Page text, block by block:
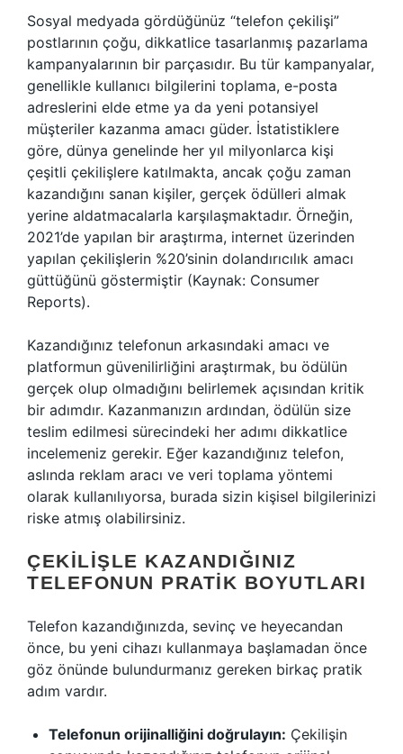
Sosyal medyada gördüğünüz “telefon çekilişi”
postlarının çoğu, dikkatlice tasarlanmış pazarlama
kampanyalarının bir parçasıdır. Bu tür kampanyalar,
genellikle kullanıcı bilgilerini toplama, e-posta
adreslerini elde etme ya da yeni potansiyel
müşteriler kazanma amacı güder. İstatistiklere
göre, dünya genelinde her yıl milyonlarca kişi
çeşitli çekilişlere katılmakta, ancak çoğu zaman
kazandığını sanan kişiler, gerçek ödülleri almak
yerine aldatmacalarla karşılaşmaktadır. Örneğin,
2021’de yapılan bir araştırma, internet üzerinden
yapılan çekilişlerin %20’sinin dolandırıcılık amacı
güttüğünü göstermiştir (Kaynak: Consumer
Reports).
Kazandığınız telefonun arkasındaki amacı ve
platformun güvenilirliğini araştırmak, bu ödülün
gerçek olup olmadığını belirlemek açısından kritik
bir adımdır. Kazanmanızın ardından, ödülün size
teslim edilmesi sürecindeki her adımı dikkatlice
incelemeniz gerekir. Eğer kazandığınız telefon,
aslında reklam aracı ve veri toplama yöntemi
olarak kullanılıyorsa, burada sizin kişisel bilgilerinizi
riske atmış olabilirsiniz.
ÇEKILIŞLE KAZANDIĞINIZ
TELEFONUN PRATIK BOYUTLARI
Telefon kazandığınızda, sevinç ve heyecandan
önce, bu yeni cihazı kullanmaya başlamadan önce
göz önünde bulundurmanız gereken birkaç pratik
adım vardır.
Telefonun orijinalliğini doğrulayın: Çekilişin